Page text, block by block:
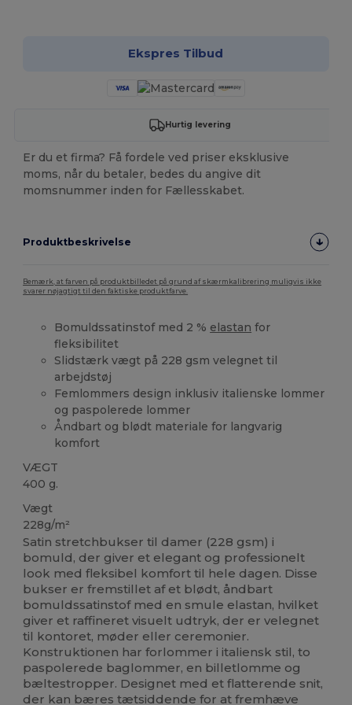
Ekspres Tilbud
Hurtig levering
Er du et firma? Få fordele ved priser eksklusive
moms, når du betaler, bedes du angive dit
momsnummer inden for Fællesskabet.
Produktbeskrivelse
Bemærk, at farven på produktbilledet på grund af skærmkalibrering muligvis ikke
svarer nøjagtigt til den faktiske produktfarve.
Bomuldssatinstof med 2 % elastan for
fleksibilitet
Slidstærk vægt på 228 gsm velegnet til
arbejdstøj
Femlommers design inklusiv italienske lommer
og paspolerede lommer
Åndbart og blødt materiale for langvarig
komfort
VÆGT
400 g.
Vægt
228g/m²
Satin stretchbukser til damer (228 gsm) i
bomuld, der giver et elegant og professionelt
look med fleksibel komfort til hele dagen. Disse
bukser er fremstillet af et blødt, åndbart
bomuldssatinstof med en smule elastan, hvilket
giver et raffineret visuelt udtryk, der er velegnet
til kontoret, møder eller ceremonier.
Konstruktionen har forlommer i italiensk stil, to
paspolerede baglommer, en billetlomme og
bæltestropper. Designet med et flatterende snit,
der kan bæres tætsiddende for at fremhæve